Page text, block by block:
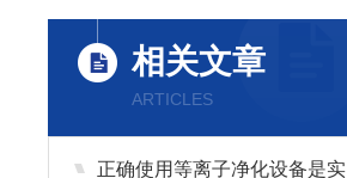
相关文章
ARTICLES
正确使用等离子净化设备是实